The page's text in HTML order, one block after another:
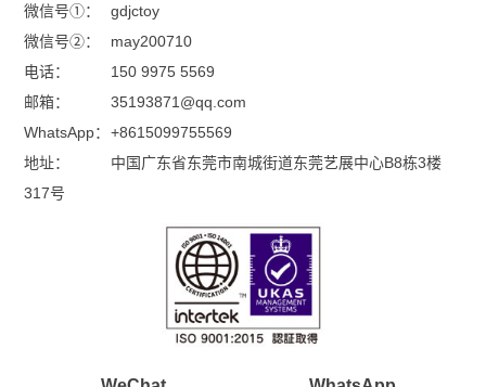
微信号①：
gdjctoy
微信号②：
may200710
电话：
150 9975 5569
邮箱：
35193871@qq.com
WhatsApp： +8615099755569
地址：
中国广东省东莞市南城街道东莞艺展中心B8栋3楼
317号